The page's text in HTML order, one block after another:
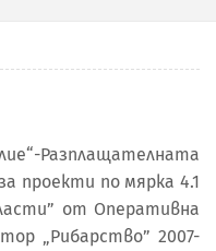
Разплащателната
проекти по мярка 4.1
от Оперативна
„Рибарство” 2007-